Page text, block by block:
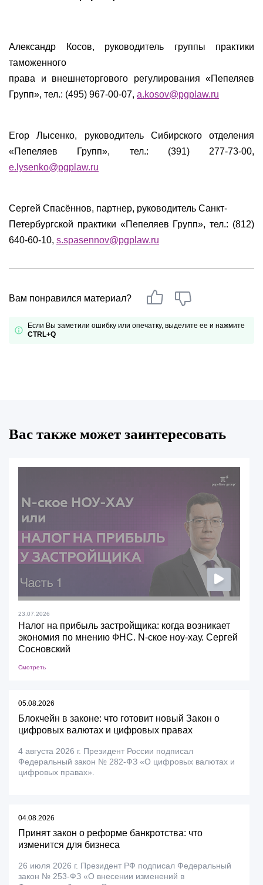
Александр Косов, руководитель группы практики
таможенного
права и внешнеторгового регулирования «Пепеляев
Групп», тел.: (495) 967-00-07, a.kosov@pgplaw.ru
Егор Лысенко, руководитель Сибирского отделения
«Пепеляев Групп», тел.: (391) 277-73-00,
e.lysenko@pgplaw.ru
Сергей Спасённов, партнер, руководитель Санкт-
Петербургской практики «Пепеляев Групп», тел.: (812)
640-60-10, s.spasennov@pgplaw.ru
Вам понравился материал?
Если Вы заметили ошибку или опечатку, выделите ее и нажмите
CTRL+Q
Вас также может заинтересовать
23.07.2026
Налог на прибыль застройщика: когда возникает
экономия по мнению ФНС. N-ское ноу-хау. Сергей
Сосновский
Смотреть
05.08.2026
Блокчейн в законе: что готовит новый Закон о
цифровых валютах и цифровых правах
4 августа 2026 г. Президент России подписал
Федеральный закон № 282-ФЗ «О цифровых валютах и
цифровых правах».
04.08.2026
Принят закон о реформе банкротства: что
изменится для бизнеса
26 июля 2026 г. Президент РФ подписал Федеральный
закон № 253-ФЗ «О внесении изменений в